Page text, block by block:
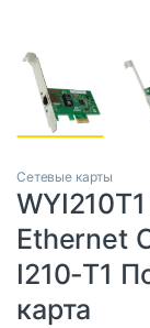
Сетевые карты
Ethernet
I210-T1
карта